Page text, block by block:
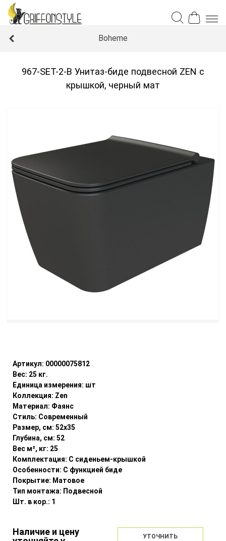
Boheme
967-SET-2-B Унитаз-биде подвесной ZEN с
крышкой, черный мат
Артикул: 00000075812
Вес: 25 кг.
Единица измерения: шт
Коллекция: Zen
Материал: Фаянс
Стиль: Современный
Размер, см: 52x35
Глубина, см: 52
Вес м², кг: 25
Комплектация: С сиденьем-крышкой
Особенности: С функцией биде
Покрытие: Матовое
Тип монтажа: Подвесной
Шт. в кор.: 1
Наличие и цену
УТОЧНИТЬ